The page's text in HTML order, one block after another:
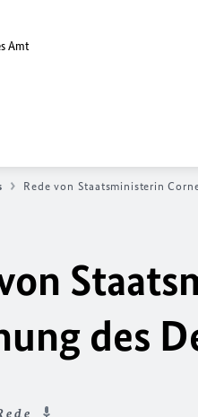
Amt
Rede von Staatsministerin
des